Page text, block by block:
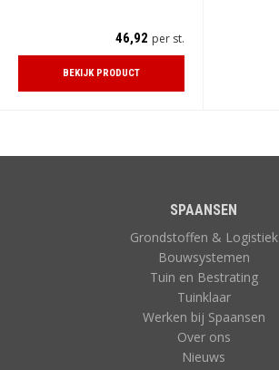
46,92 per st.
BEKIJK PRODUCT
SPAANSEN
Grondstoffen & Logistiek
Bouwsystemen
Tuin en Bestrating
Tuinklaar
Werken bij Spaansen
Over ons
Nieuws